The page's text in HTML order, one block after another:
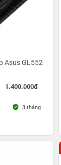
Asus GL552
1.400.000đ
3 tháng